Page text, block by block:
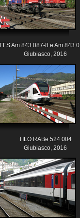
FFS Am 843 087-8 e Am 843
Giubiasco, 2016
TILO RABe 524 004
Giubiasco, 2016